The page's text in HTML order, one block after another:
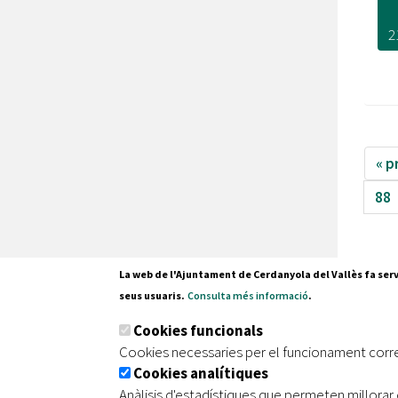
«
88
Tel.
La web de l'Ajuntament de Cerdanyola del Vallès fa
seus usuaris. Consulta més informació.
Cookies funcionals
Cookies necessaries per el funcionament
Cookies analítiques